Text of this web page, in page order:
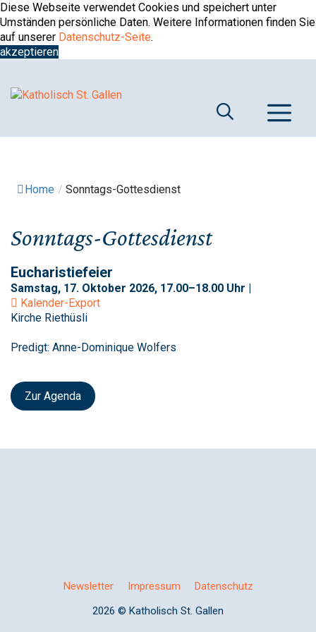
Diese Webseite verwendet Cookies und speichert unter
Umständen persönliche Daten. Weitere Informationen finden Sie
auf unserer Datenschutz-Seite.
akzeptieren
Springe
zum
Inhalt
Home / Sonntags-Gottesdienst
Sonntags-Gottesdienst
Eucharistiefeier
Samstag, 17. Oktober 2026, 17.00–18.00 Uhr |
Kalender-Export
Kirche Riethüsli
Predigt: Anne-Dominique Wolfers
Zur Agenda
Newsletter Impressum
Datenschutz
2026 © Katholisch St. Gallen